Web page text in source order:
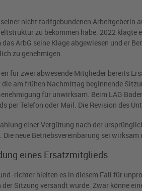
seiner nicht tarifgebundenen
zu bekommen habe. 2022
ArbG seine Klage abgewiesen und er
zu genehmigen.
für zwei abwesende Mitglieder bereits
am frühen Nachmittag beginnende
für unwirksam. Beim LAG
per Telefon oder Mail. Die Revision des
einer Vergütung nach der
Die neue Betriebsvereinbarung sei
eines Ersatzmitglieds
-richter hielten es in diesem Fall für
Sitzung versandt wurde. Zwar könne